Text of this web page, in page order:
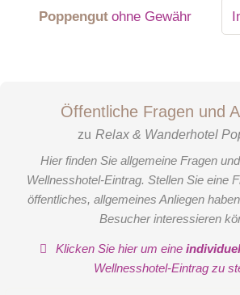
Poppengut ohne Gewähr
Öffentliche Fragen und
zu Relax & Wanderhotel
Hier finden Sie allgemeine Fragen
Wellnesshotel-Eintrag. Stellen Sie eine
öffentliches, allgemeines Anliegen
Besucher interessieren
Klicken Sie hier um eine
Wellnesshotel-Eintrag zu